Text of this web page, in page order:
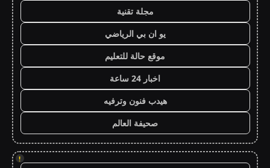
مجلة تقنية
يو ان بي الرياضي
موقع حالة للتعليم
اخبار 24 ساعة
هيدب فنون وترفيه
صحيفة العالم
!